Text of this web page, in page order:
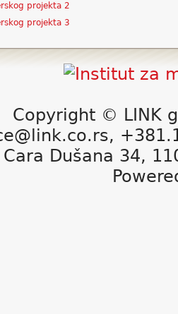
projekta 2
projekta 3
Copyright © LINK
Cara Dušana 34,